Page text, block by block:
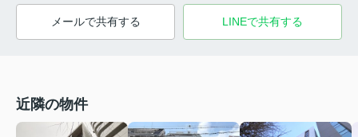
メールで共有する LINEで共有する
近隣の物件